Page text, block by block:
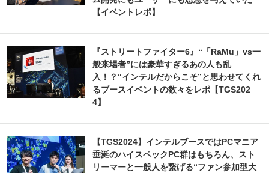
【イベントレポ】
『ストリートファイター6』“「RaMu」vs一
般来場者”には豪華すぎるあの人も乱
入！？“インテルだからこそ”と思わせてくれ
るブースイベントの数々をレポ【TGS202
4】
【TGS2024】インテルブースではPCマニア
垂涎のハイスペックPC群はもちろん、スト
リーマーと一般人を繋げる“ファン参加型大